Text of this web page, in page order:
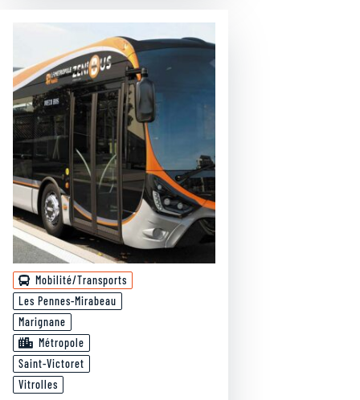
Mobilité/Transports
Les Pennes-Mirabeau
Marignane
Métropole
Saint-Victoret
Vitrolles